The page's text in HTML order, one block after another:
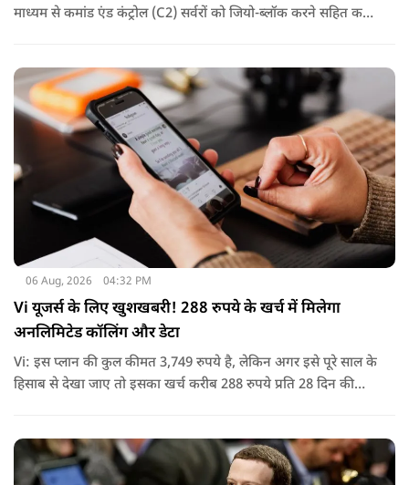
माध्यम से कमांड एंड कंट्रोल (C2) सर्वरों को जियो-ब्लॉक करने सहित कई
06 Aug, 2026 04:32 PM
Vi यूजर्स के लिए खुशखबरी! 288 रुपये के खर्च में मिलेगा
अनलिमिटेड कॉलिंग और डेटा
Vi: इस प्लान की कुल कीमत 3,749 रुपये है, लेकिन अगर इसे पूरे साल के
हिसाब से देखा जाए तो इसका खर्च करीब 288 रुपये प्रति 28 दिन की